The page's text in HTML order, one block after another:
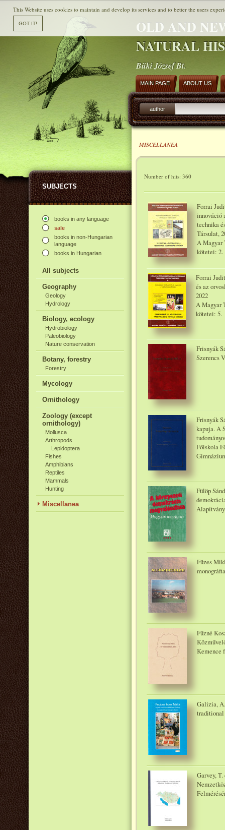
OLD AND
NATURAL
Büki József Bt.
SUBJECTS
books in any language
sale
books in non-Hungarian
language
books in Hungarian
All subjects
Geography
Geology
Hydrology
Biology, ecology
Hydrobiology
Paleobiology
Nature conservation
Botany, forestry
Forestry
Mycology
Ornithology
Zoology (except
ornithology)
Mollusca
Arthropods
Lepidoptera
Fishes
Amphibians
Reptiles
Mammals
Hunting
Miscellanea
MAIN PAGE ABOUT US
author
MISCELLANEA
Number of hits: 360
Forrai
innováció
technika
Társulat,
A Magyar
kötetei: 2.
Forrai
és az
2022
A Magyar
kötetei: 5.
Frisnyák
Szerencs
Frisnyák
kapuja. A
Főiskola
Fülöp
Füzes
Fűzné
Kemence
Galizia,
traditional
Garvey,
This Website uses cookies to maintain and develop its services and to better the users